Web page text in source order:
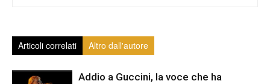
Articoli correlati Altro dall'autore
Addio a Guccini, la voce che ha